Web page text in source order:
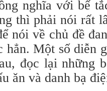
nghĩa với bế
thì phải nói rất
nói về chủ đề
hẳn. Một số diễn
đọc lại những
ăn và danh bạ